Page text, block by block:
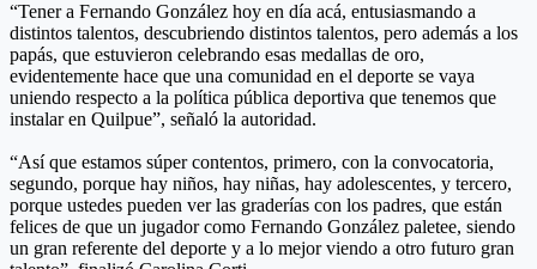
“Tener a Fernando González hoy en día acá, entusiasmando a
distintos talentos, descubriendo distintos talentos, pero además a los
papás, que estuvieron celebrando esas medallas de oro,
evidentemente hace que una comunidad en el deporte se vaya
uniendo respecto a la política pública deportiva que tenemos que
instalar en Quilpue”, señaló la autoridad.
“Así que estamos súper contentos, primero, con la convocatoria,
segundo, porque hay niños, hay niñas, hay adolescentes, y tercero,
porque ustedes pueden ver las graderías con los padres, que están
felices de que un jugador como Fernando González paletee, siendo
un gran referente del deporte y a lo mejor viendo a otro futuro gran